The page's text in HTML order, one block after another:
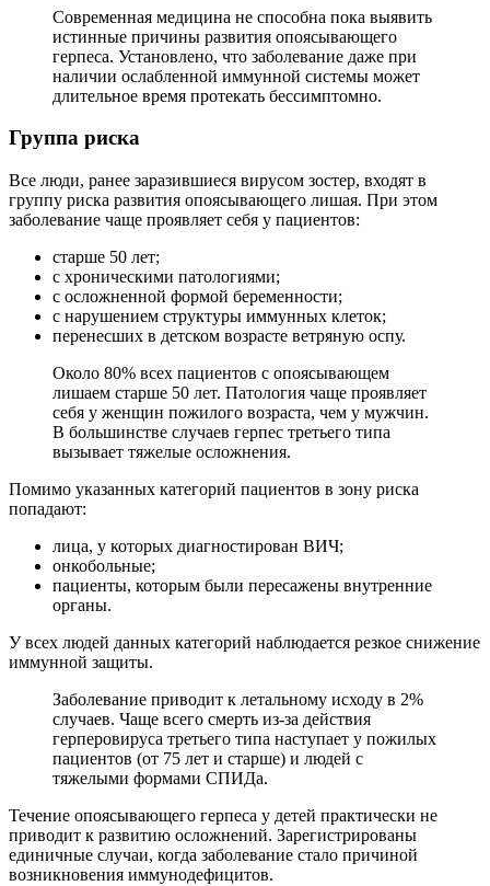
Современная медицина не способна пока выявить
истинные причины развития опоясывающего
герпеса. Установлено, что заболевание даже при
наличии ослабленной иммунной системы может
длительное время протекать бессимптомно.
Группа риска
Все люди, ранее заразившиеся вирусом зостер, входят в
группу риска развития опоясывающего лишая. При этом
заболевание чаще проявляет себя у пациентов:
старше 50 лет;
с хроническими патологиями;
с осложненной формой беременности;
с нарушением структуры иммунных клеток;
перенесших в детском возрасте ветряную оспу.
Около 80% всех пациентов с опоясывающем
лишаем старше 50 лет. Патология чаще проявляет
себя у женщин пожилого возраста, чем у мужчин.
В большинстве случаев герпес третьего типа
вызывает тяжелые осложнения.
Помимо указанных категорий пациентов в зону риска
попадают:
лица, у которых диагностирован ВИЧ;
онкобольные;
пациенты, которым были пересажены внутренние
органы.
У всех людей данных категорий наблюдается резкое снижение
иммунной защиты.
Заболевание приводит к летальному исходу в 2%
случаев. Чаще всего смерть из-за действия
герперовируса третьего типа наступает у пожилых
пациентов (от 75 лет и старше) и людей с
тяжелыми формами СПИДа.
Течение опоясывающего герпеса у детей практически не
приводит к развитию осложнений. Зарегистрированы
единичные случаи, когда заболевание стало причиной
возникновения иммунодефицитов.